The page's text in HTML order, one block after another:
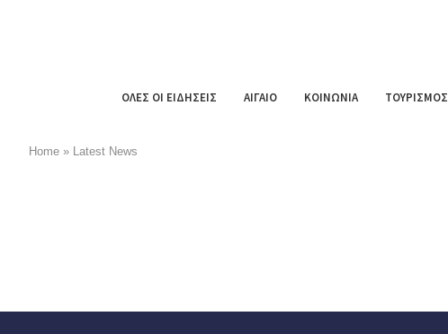
ΟΛΕΣ ΟΙ ΕΙΔΗΣΕΙΣ ΑΙΓΑΙΟ ΚΟΙΝΩΝΙΑ ΤΟΥΡΙΣΜΟΣ
Home » Latest News